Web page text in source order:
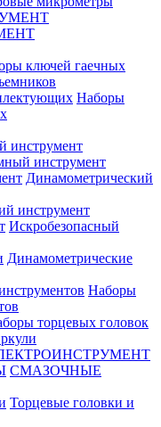
ключей гаечных
Наборы
инструмент
инструмент
Динамометрический
инструмент
Искробезопасный
Динамометрические
Наборы
торцевых головок
СМАЗОЧНЫЕ
Торцевые головки и